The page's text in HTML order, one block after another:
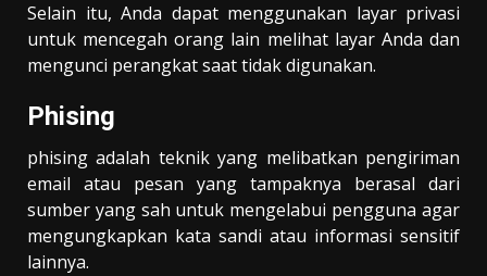
Selain itu, Anda dapat menggunakan layar privasi
untuk mencegah orang lain melihat layar Anda dan
mengunci perangkat saat tidak digunakan.
Phising
phising adalah teknik yang melibatkan pengiriman
email atau pesan yang tampaknya berasal dari
sumber yang sah untuk mengelabui pengguna agar
mengungkapkan kata sandi atau informasi sensitif
lainnya.